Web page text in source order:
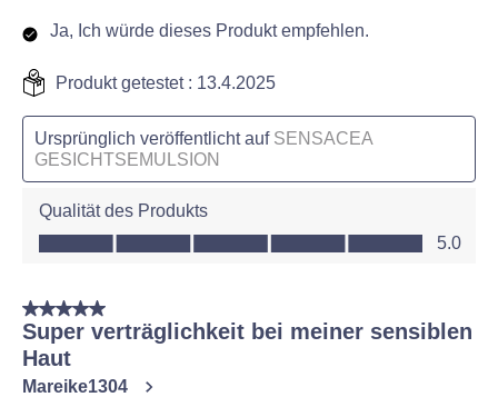
Ja, Ich würde dieses Produkt empfehlen.
Produkt getestet : 13.4.2025
Ursprünglich veröffentlicht auf SENSACEA
GESICHTSEMULSION
Qualität des Produkts
Qualität des Produkts, 5.0 von 5
5.0
5 von 5 Sternen.
Super verträglichkeit bei meiner sensiblen
Haut
Mareike1304